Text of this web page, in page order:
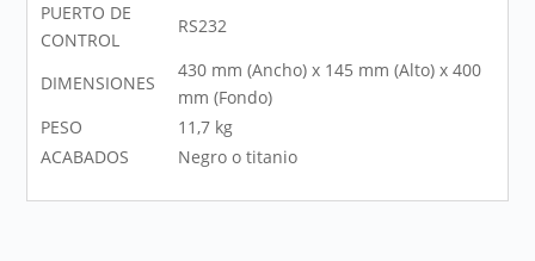
PUERTO DE
CONTROL
RS232
DIMENSIONES
430 mm (Ancho) x 145 mm (Alto) x 400
mm (Fondo)
PESO
11,7 kg
ACABADOS
Negro o titanio